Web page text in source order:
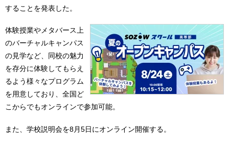
することを発表した。
体験授業やメタバース上
のバーチャルキャンパス
の見学など、同校の魅力
を存分に体験してもらえ
るよう様々なプログラム
を用意しており、全国ど
こからでもオンラインで参加可能。
また、学校説明会を8月5日にオンライン開催する。